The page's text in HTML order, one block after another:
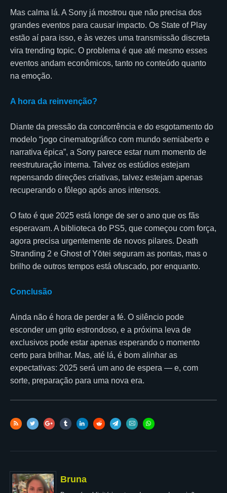
Mas calma lá. A Sony já mostrou que não precisa dos
grandes eventos para causar impacto. Os State of Play
estão aí para isso, e às vezes uma transmissão discreta
vira trending topic. O problema é que até mesmo esses
eventos andam econômicos, tanto no conteúdo quanto
na emoção.
A hora da reinvenção?
Diante da pressão da concorrência e do esgotamento do
modelo “jogo cinematográfico com mundo semiaberto e
narrativa épica”, a Sony parece estar num momento de
reestruturação interna. Talvez os estúdios estejam
repensando direções criativas, talvez estejam apenas
recuperando o fôlego após anos intensos.
O fato é que 2025 está longe de ser o ano que os fãs
esperavam. A biblioteca do PS5, que começou com força,
agora precisa urgentemente de novos pilares. Death
Stranding 2 e Ghost of Yōtei seguram as pontas, mas o
brilho de outros tempos está ofuscado, por enquanto.
Conclusão
Ainda não é hora de perder a fé. O silêncio pode
esconder um grito estrondoso, e a próxima leva de
exclusivos pode estar apenas esperando o momento
certo para brilhar. Mas, até lá, é bom alinhar as
expectativas: 2025 será um ano de espera — e, com
sorte, preparação para uma nova era.
Bruna